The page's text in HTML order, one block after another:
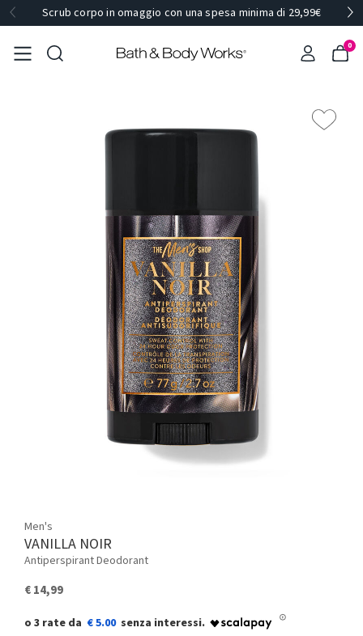
Scrub corpo in omaggio con una spesa minima di 29,99€
0
Men's
VANILLA NOIR
Antiperspirant Deodorant
€ 14,99
€ 5.00